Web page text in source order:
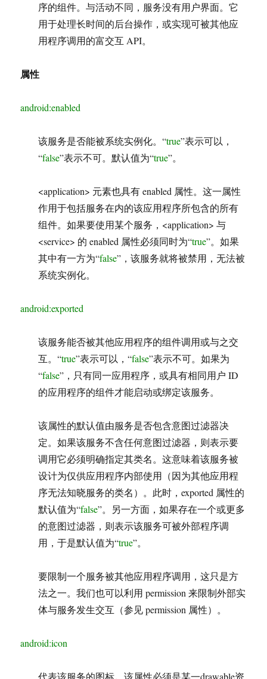
序的组件。与活动不同，服务没有用户界面。它
用于处理长时间的后台操作，或实现可被其他应
用程序调用的富交互 API。
属性
android:enabled
该服务是否能被系统实例化。“true”表示可以，
“false”表示不可。默认值为“true”。
<application> 元素也具有 enabled 属性。这一属性
作用于包括服务在内的该应用程序所包含的所有
组件。如果要使用某个服务，<application> 与
<service> 的 enabled 属性必须同时为“true”。如果
其中有一方为“false”，该服务就将被禁用，无法被
系统实例化。
android:exported
该服务能否被其他应用程序的组件调用或与之交
互。“true”表示可以，“false”表示不可。如果为
“false”，只有同一应用程序，或具有相同用户 ID
的应用程序的组件才能启动或绑定该服务。
该属性的默认值由服务是否包含意图过滤器决
定。如果该服务不含任何意图过滤器，则表示要
调用它必须明确指定其类名。这意味着该服务被
设计为仅供应用程序内部使用（因为其他应用程
序无法知晓服务的类名）。此时，exported 属性的
默认值为“false”。另一方面，如果存在一个或更多
的意图过滤器，则表示该服务可被外部程序调
用，于是默认值为“true”。
要限制一个服务被其他应用程序调用，这只是方
法之一。我们也可以利用 permission 来限制外部实
体与服务发生交互（参见 permission 属性）。
android:icon
代表该服务的图标。该属性必须是某一drawable资